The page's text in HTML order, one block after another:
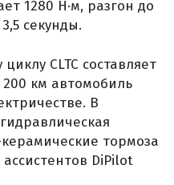
1280 Н·м, разгон до
секунды.
CLTC составляет
км автомобиль
В
тормоза
DiPilot